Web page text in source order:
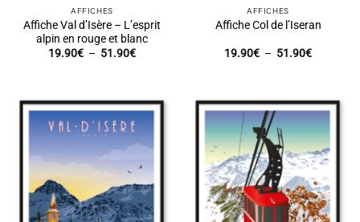
AFFICHES
Affiche Val d’Isère – L’esprit
alpin en rouge et blanc
19.90€ – 51.90€Plage
51.90€
AFFICHES
Affiche Col de l’Iseran
19.90€ – 51.90€Plage
51.90€